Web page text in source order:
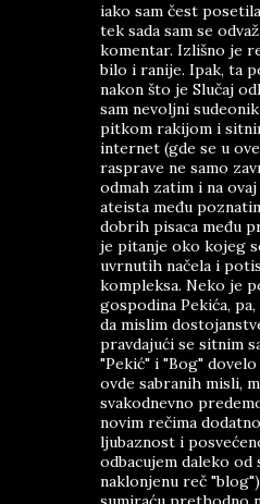
iako sam čest
tek sada sam se
komentar. Izlišno je
bilo i ranije. Ipak, ta
nakon što je Slučaj
sam nevoljni
pitkom rakijom i
internet (gde se u
rasprave ne samo
odmah zatim i na
ateista među
dobrih pisaca među
je pitanje oko kojeg
uvrnutih načela i
kompleksa. Neko je
gospodina Pekića,
da mislim
pravdajući se sitnim
"Pekić" i "Bog"
ovde sabranih misli,
svakodnevno
novim rečima
ljubaznost i
odbacujem daleko od
naklonjenu reč